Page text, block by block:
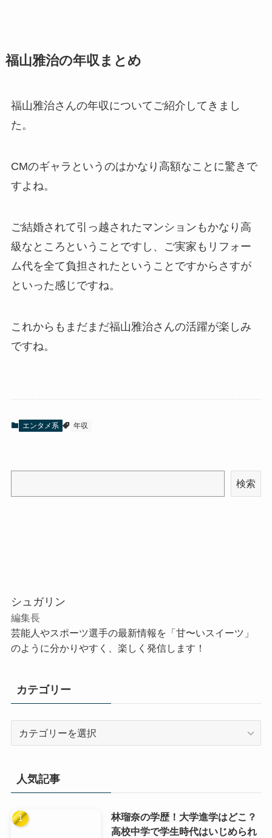
福山雅治の年収まとめ
福山雅治さんの年収についてご紹介してきまし
た。
CMのギャラというのはかなり高額なことに驚きで
すよね。
ご結婚されて引っ越されたマンションもかなり高
級なところということですし、ご実家もリフォー
ム代を全て負担されたということですからさすが
といった感じですね。
これからもまだまだ福山雅治さんの活躍が楽しみ
ですね。
エンタメ系 年収
検索
シュガリン
編集長
芸能人やスポーツ選手の最新情報を「甘〜いスイーツ」
のように分かりやすく、楽しく発信します！
カテゴリー
ー
人気記事
林瑠奈の学歴！大学進学はどこ？
高校中学で学生時代はいじめられ